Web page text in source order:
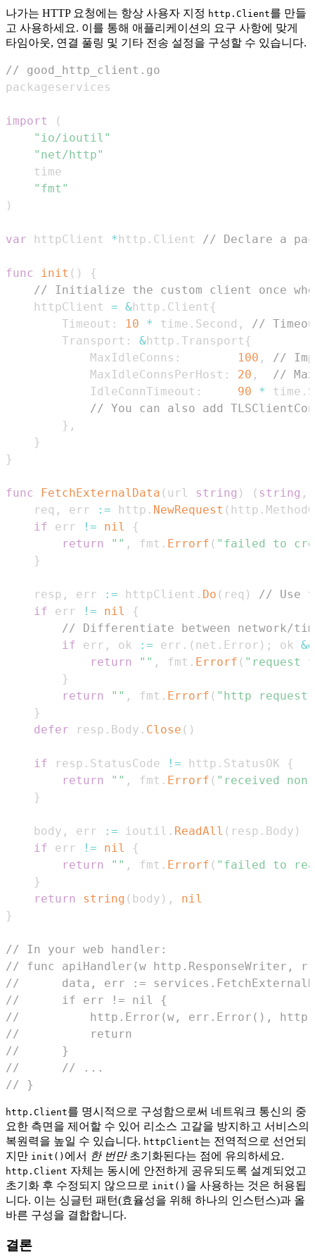
나가는 HTTP 요청에는 항상 사용자 지정 http.Client를 만들
고 사용하세요. 이를 통해 애플리케이션의 요구 사항에 맞게
타임아웃, 연결 풀링 및 기타 전송 설정을 구성할 수 있습니다.
// good_http_client.go
import
(
"io/ioutil"
"net/http"
"fmt"
)
var httpClient *http . Client // Declare a
func init ( )
{
// Initialize the custom client once
	httpClient
= &http . Client {
		Timeout
: 10 * time . Second ,
//
		Transport
: &http . Transport {
			MaxIdleConns
: 100 ,
//
			MaxIdleConnsPerHost
: 20 ,
//
			IdleConnTimeout
: 90 * time .
// You can also add
} ,
}
}
func FetchExternalData ( url string ) ( string ,
	req
, err := http . NewRequest ( http .
if err != nil
{
return
"" , fmt . Errorf ( "failed to
}
	resp
, err := httpClient . Do ( req )
// Use
if err != nil
{
// Differentiate between network/
if err , ok := err . ( net . Error ) ; ok &&
return
"" , fmt . Errorf ( "request
}
return
"" , fmt . Errorf ( "http request
}
defer resp . Body . Close ( )
if resp . StatusCode != http . StatusOK
{
return
"" , fmt . Errorf ( "received
}
	body
, err := ioutil . ReadAll ( resp . Body )
if err != nil
{
return
"" , fmt . Errorf ( "failed to
}
return
string ( body ) ,
nil
}
// In your web handler:
// func apiHandler(w http.ResponseWriter,
//      data, err :=
//      if err != nil {
//          http.Error(w, err.Error(),
//          return
//      }
//      // ...
// }
http.Client를 명시적으로 구성함으로써 네트워크 통신의 중
요한 측면을 제어할 수 있어 리소스 고갈을 방지하고 서비스의
복원력을 높일 수 있습니다. httpClient는 전역적으로 선언되
지만 init() 에서 한 번만초기화된다는 점에 유의하세요.
http.Client 자체는 동시에 안전하게 공유되도록 설계되었고
초기화 후 수정되지 않으므로 init() 을 사용하는 것은 허용됩
니다. 이는 싱글턴 패턴(효율성을 위해 하나의 인스턴스)과 올
바른 구성을 결합합니다.
결론